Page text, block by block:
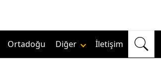
Ortadoğu Diğer İletişim